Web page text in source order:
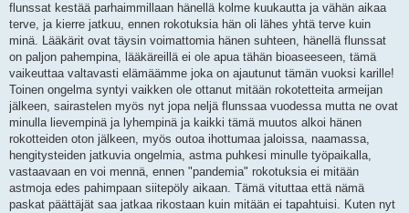
flunssat kestää parhaimmillaan hänellä kolme kuukautta ja vähän aikaa
terve, ja kierre jatkuu, ennen rokotuksia hän oli lähes yhtä terve kuin
minä. Lääkärit ovat täysin voimattomia hänen suhteen, hänellä flunssat
on paljon pahempina, lääkäreillä ei ole apua tähän bioaseeseen, tämä
vaikeuttaa valtavasti elämäämme joka on ajautunut tämän vuoksi karille!
Toinen ongelma syntyi vaikken ole ottanut mitään rokotetteita armeijan
jälkeen, sairastelen myös nyt jopa neljä flunssaa vuodessa mutta ne ovat
minulla lievempinä ja lyhempinä ja kaikki tämä muutos alkoi hänen
rokotteiden oton jälkeen, myös outoa ihottumaa jaloissa, naamassa,
hengitysteiden jatkuvia ongelmia, astma puhkesi minulle työpaikalla,
vastaavaan en voi mennä, ennen "pandemia" rokotuksia ei mitään
astmoja edes pahimpaan siitepöly aikaan. Tämä vituttaa että nämä
paskat päättäjät saa jatkaa rikostaan kuin mitään ei tapahtuisi. Kuten nyt